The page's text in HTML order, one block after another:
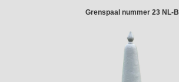
Grenspaal nummer 23 NL-B